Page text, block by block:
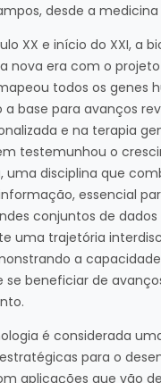
desde a
XX e início do XXI, a
nova era com o
todos os genes
base para avanços
e na terapia
testemunhou o
uma disciplina que
essencial
conjuntos de dados
uma trajetória
a
se beneficiar de
é considerada
para o
aplicações que vão